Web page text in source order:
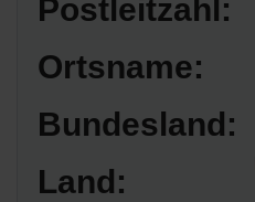
Postleitzahl:
Ortsname:
Bundesland:
Land: